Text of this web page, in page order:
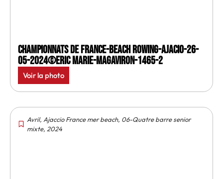
Championnats de France-Beach rowing-Ajacio-26-
05-2024©Eric Marie-MagAviron-1465-2
Voir la photo
Avril, Ajaccio France mer beach, 06-Quatre barre senior
mixte, 2024